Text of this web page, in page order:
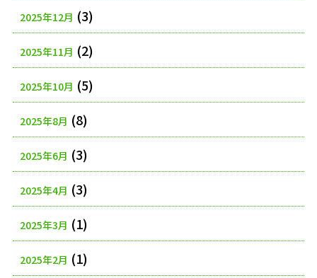
2025年12月 (3)
2025年11月 (2)
2025年10月 (5)
2025年8月 (8)
2025年6月 (3)
2025年4月 (3)
2025年3月 (1)
2025年2月 (1)